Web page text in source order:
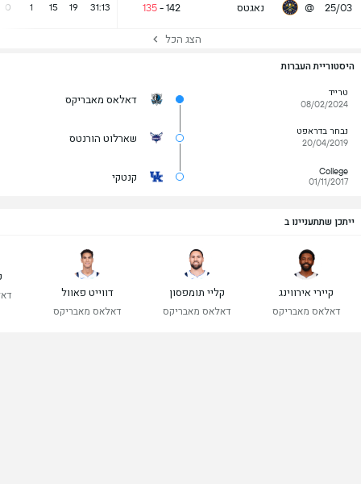
25/03
@ נאגטס 142
-
135
31:13
19
15
1
0
הצג הכל
היסטוריית העברות
טרייד
08/02/2024
דאלאס מאבריקס
נבחר בדראפט
20/04/2019
שארלוט הורנטס
College
01/11/2017
קנטקי
ייתכן שתתעניינו ב
קיירי אירווינג
דאלאס מאבריקס
קליי תומפסון
דאלאס מאבריקס
דווייט פאוול
דאלאס מאבריקס